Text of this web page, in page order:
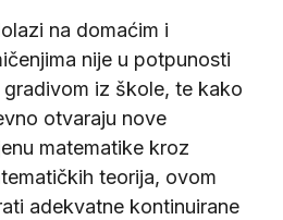
na domaćim i
nije u potpunosti
iz škole, te kako
otvaraju nove
matematike kroz
teorija, ovom
adekvatne kontinuirane